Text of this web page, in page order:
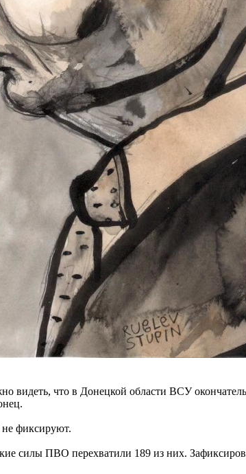
видеть, что в Донецкой области ВСУ
фиксируют.
силы ПВО перехватили 189 из них.